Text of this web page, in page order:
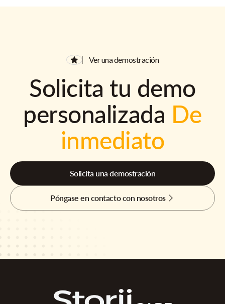
Ver una demostración
Solicita tu demo
personalizada De
inmediato
Solicita una demostración
Póngase en contacto con nosotros